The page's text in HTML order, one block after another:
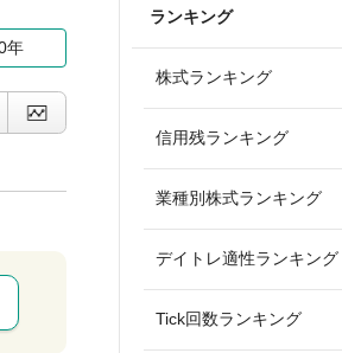
年
ランキング
株式ランキング
信用残ランキング
業種別株式ランキング
デイトレ適性ランキング
Tick回数ランキング